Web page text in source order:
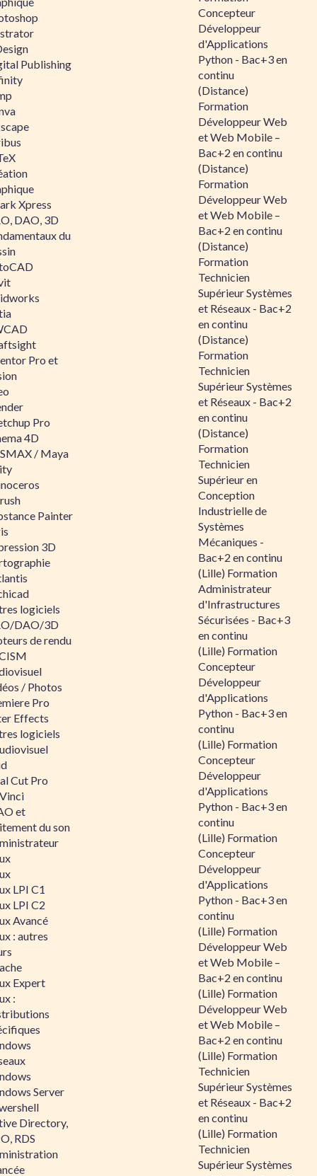
Publishing
Xpress
DAO, 3D
du
Pro et
Pro
4D
/ Maya
Painter
3D
logiciels
DAO/3D
de rendu
/ Photos
Pro
Effects
logiciels
Cut Pro
et
du son
LPI C1
LPI C2
Avancé
: autres
Expert
:
Server
Directory,
RDS
Concepteur
Développeur
d'Applications
Python - Bac+3 en
continu
(Distance)
Formation
Développeur Web
et Web Mobile –
Bac+2 en continu
(Distance)
Formation
Développeur Web
et Web Mobile –
Bac+2 en continu
(Distance)
Formation
Technicien
Supérieur Systèmes
et Réseaux - Bac+2
en continu
(Distance)
Formation
Technicien
Supérieur Systèmes
et Réseaux - Bac+2
en continu
(Distance)
Formation
Technicien
Supérieur en
Conception
Industrielle de
Systèmes
Mécaniques -
Bac+2 en continu
(Lille) Formation
Administrateur
d'Infrastructures
Sécurisées - Bac+3
en continu
(Lille) Formation
Concepteur
Développeur
d'Applications
Python - Bac+3 en
continu
(Lille) Formation
Concepteur
Développeur
d'Applications
Python - Bac+3 en
continu
(Lille) Formation
Concepteur
Développeur
d'Applications
Python - Bac+3 en
continu
(Lille) Formation
Développeur Web
et Web Mobile –
Bac+2 en continu
(Lille) Formation
Développeur Web
et Web Mobile –
Bac+2 en continu
(Lille) Formation
Technicien
Supérieur Systèmes
et Réseaux - Bac+2
en continu
(Lille) Formation
Technicien
Supérieur Systèmes